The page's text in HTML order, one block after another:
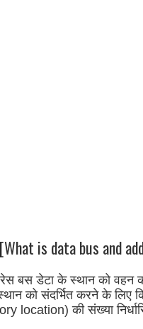
is data bus and
बसडेटा के स्थान को वहन
को संदर्भित करने के लिए
location) की संख्या